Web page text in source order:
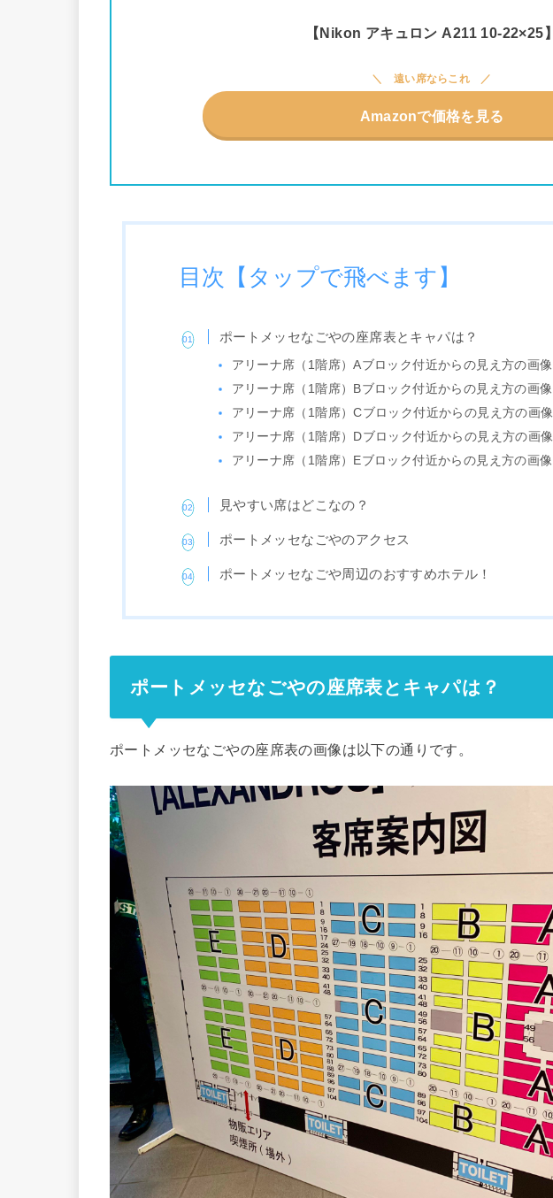
【Nikon アキュロン A211 10-22×25】
遠い席ならこれ
Amazonで価格を見る
目次【タップで飛べます】
ポートメッセなごやの座席表とキャパは？
アリーナ席（1階席）Aブロック付近からの見え方の画像
アリーナ席（1階席）Bブロック付近からの見え方の画像
アリーナ席（1階席）Cブロック付近からの見え方の画像
アリーナ席（1階席）Dブロック付近からの見え方の画像
アリーナ席（1階席）Eブロック付近からの見え方の画像
見やすい席はどこなの？
ポートメッセなごやのアクセス
ポートメッセなごや周辺のおすすめホテル！
ポートメッセなごやの座席表とキャパは？
ポートメッセなごやの座席表の画像は以下の通りです。